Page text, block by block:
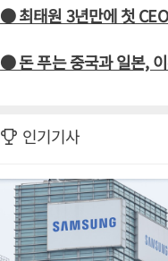
● 최태원 3년만에 첫
● 돈 푸는 중국과 일본,
인기기사